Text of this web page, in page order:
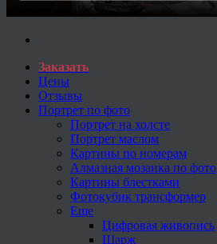
Заказать
Цены
Отзывы
Портрет по фото
Портрет на холсте
Портрет маслом
Картины по номерам
Алмазная мозаика по фото
Картины блестками
Фотокубик трансформер
Еще
Цифровая живопись
Шарж